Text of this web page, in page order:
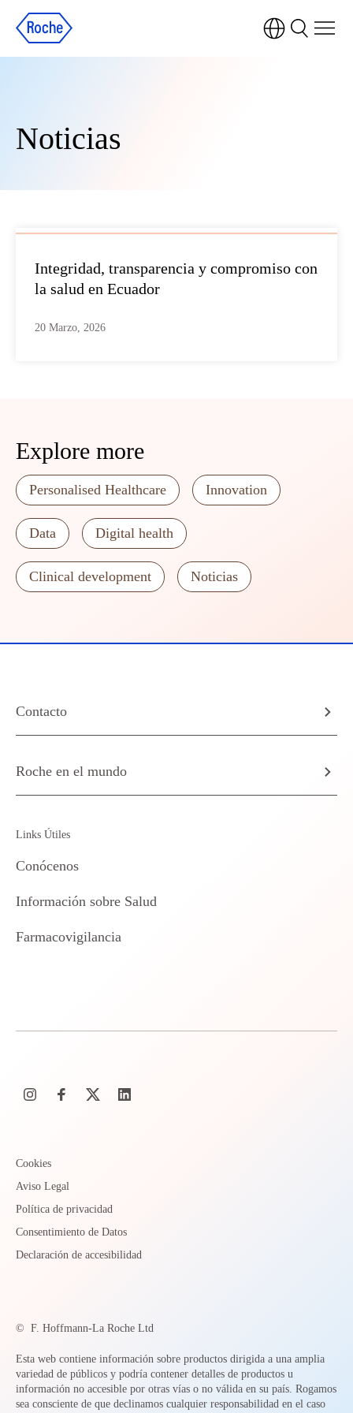
Noticias
Integridad, transparencia y compromiso con
la salud en Ecuador
20 Marzo, 2026
Explore more
Personalised Healthcare Innovation
Data Digital health
Clinical development Noticias
Contacto
Roche en el mundo
Links Útiles
Conócenos
Información sobre Salud
Farmacovigilancia
Cookies
Aviso Legal
Política de privacidad
Consentimiento de Datos
Declaración de accesibilidad
© F. Hoffmann-La Roche Ltd
Esta web contiene información sobre productos dirigida a una amplia
variedad de públicos y podría contener detalles de productos u
información no accesible por otras vías o no válida en su país. Rogamos
sea consciente de que declinamos cualquier responsabilidad en el caso